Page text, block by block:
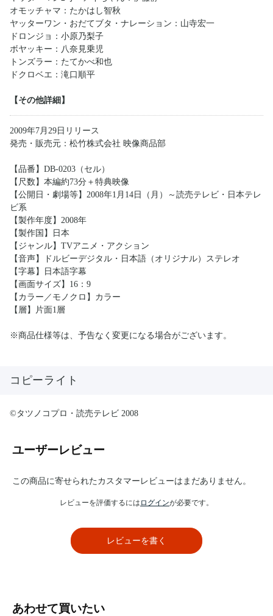
オモッチャマ：たかはし智秋
ヤッターワン・おだてブタ・ナレーション：山寺宏一
ドロンジョ：小原乃梨子
ボヤッキー：八奈見乗児
トンズラー：たてかべ和也
ドクロベエ：滝口順平
【その他詳細】
2009年7月29日リリース
発売・販売元：松竹株式会社 映像商品部
【品番】DB-0203（セル）
【尺数】本編約73分＋特典映像
【公開日・劇場等】2008年1月14日（月）～読売テレビ・日本テレ
ビ系
【製作年度】2008年
【製作国】日本
【ジャンル】TVアニメ・アクション
【音声】ドルビーデジタル・日本語（オリジナル）ステレオ
【字幕】日本語字幕
【画面サイズ】16：9
【カラー／モノクロ】カラー
【層】片面1層
※商品仕様等は、予告なく変更になる場合がございます。
コピーライト
©タツノコプロ・読売テレビ 2008
ユーザーレビュー
この商品に寄せられたカスタマーレビューはまだありません。
レビューを評価するには ログインが必要です。
レビューを書く
あわせて買いたい